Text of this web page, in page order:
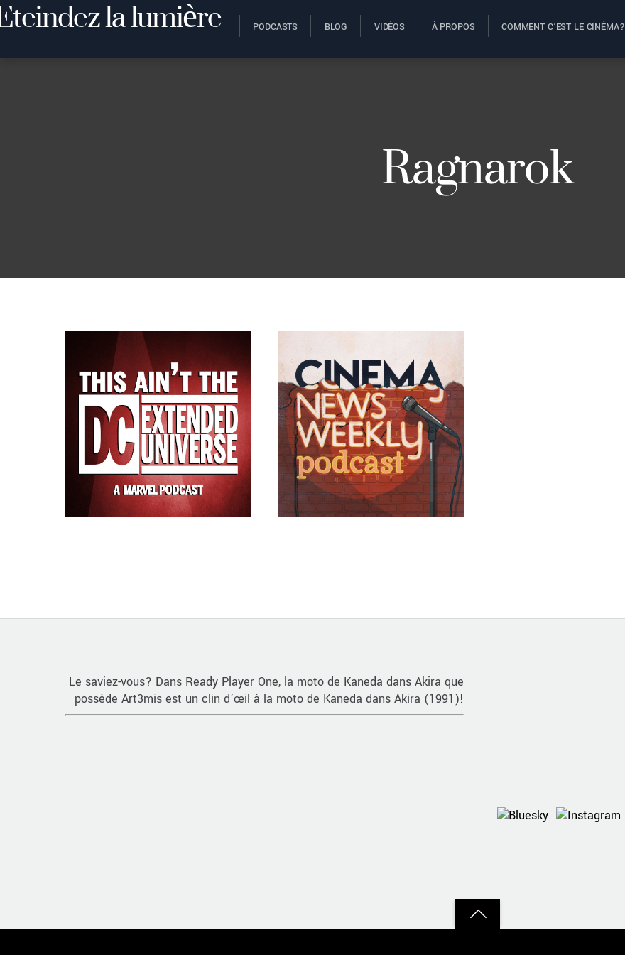
PODCASTS BLOG VIDÉOS À PROPOS COMMENT C’EST LE CINÉMA?
Ragnarok
Le saviez-vous? Dans Ready Player One, la moto de Kaneda dans Akira que
possède Art3mis est un clin d’œil à la moto de Kaneda dans Akira (1991)!
Back